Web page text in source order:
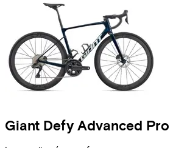
Giant Defy Advanced Pro